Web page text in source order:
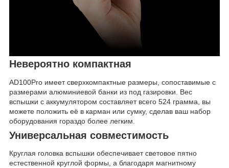
Невероятно компактная
AD100Pro имеет сверхкомпактные размеры, сопоставимые с
размерами алюминиевой банки из под газировки. Вес
вспышки с аккумулятором составляет всего 524 грамма, вы
можете положить её в карман или сумку, сделав ваш набор
оборудования гораздо более легким.
Универсальная совместимость
Круглая головка вспышки обеспечивает световое пятно
естественной круглой формы, а благодаря магнитному